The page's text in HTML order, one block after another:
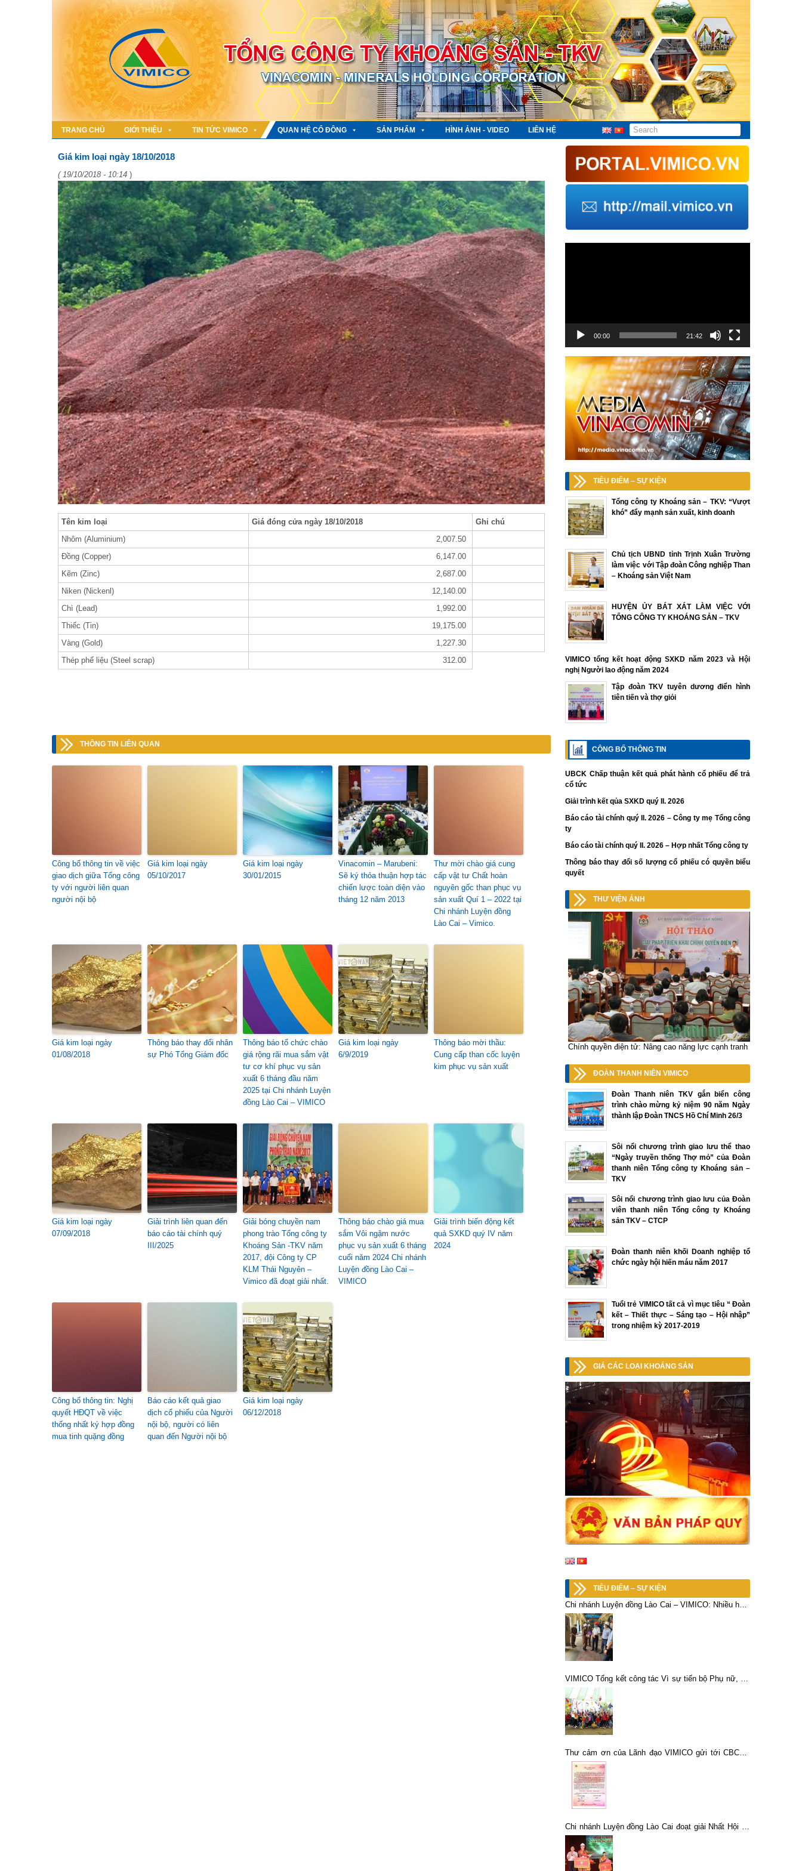
TRANG CHỦ GIỚI THIỆU TIN TỨC VIMICO QUAN HỆ CỔ ĐÔNG SẢN PHẨM HÌNH ẢNH - VIDEO LIÊN HỆ
Giá kim loại ngày 18/10/2018
( 19/10/2018 - 10:14 )
Tên kim loại Giá đóng cửa ngày 18/10/2018
Ghi chú
Nhôm (Aluminium)
2,007.50
Đồng (Copper)
6,147.00
Kẽm (Zinc)
2,687.00
Niken (Nickenl)
12,140.00
Chì (Lead)
1,992.00
Thiếc (Tin)
19,175.00
Vàng (Gold)
1,227.30
Thép phế liệu (Steel scrap)
312.00
THÔNG TIN LIÊN QUAN
Công bố thông tin về việc
giao dịch giữa Tổng công
ty với người liên quan
người nội bộ
Giá kim loại ngày
05/10/2017
Giá kim loại ngày
30/01/2015
Vinacomin – Marubeni:
Sẽ ký thỏa thuận hợp tác
chiến lược toàn diện vào
tháng 12 năm 2013
Thư mời chào giá cung
cấp vật tư Chất hoàn
nguyên gốc than phục vụ
sản xuất Quí 1 – 2022 tại
Chi nhánh Luyện đồng
Lào Cai – Vimico.
Giá kim loại ngày
01/08/2018
Thông báo thay đổi nhân
sự Phó Tổng Giám đốc
Thông báo tổ chức chào
giá rộng rãi mua sắm vật
tư cơ khí phục vụ sản
xuất 6 tháng đầu năm
2025 tại Chi nhánh Luyện
đồng Lào Cai – VIMICO
Giá kim loại ngày
6/9/2019
Thông báo mời thầu:
Cung cấp than cốc luyện
kim phục vụ sản xuất
Giá kim loại ngày
07/09/2018
Giải trình liên quan đến
báo cáo tài chính quý
III/2025
Giải bóng chuyền nam
phong trào Tổng công ty
Khoáng Sản -TKV năm
2017, đội Công ty CP
KLM Thái Nguyên –
Vimico đã đoạt giải nhất.
Thông báo chào giá mua
sắm Vôi ngậm nước
phục vụ sản xuất 6 tháng
cuối năm 2024 Chi nhánh
Luyện đồng Lào Cai –
VIMICO
Giải trình biến động kết
quả SXKD quý IV năm
2024
Công bố thông tin: Nghị
quyết HĐQT về việc
thống nhất ký hợp đồng
mua tinh quặng đồng
Báo cáo kết quả giao
dịch cổ phiếu của Người
nội bộ, người có liên
quan đến Người nội bộ
Giá kim loại ngày
06/12/2018
00:00 21:42
TIÊU ĐIỂM – SỰ KIỆN
Tổng công ty Khoáng sản – TKV: “Vượt
khó” đẩy mạnh sản xuất, kinh doanh
Chủ tịch UBND tỉnh Trịnh Xuân Trường
làm việc với Tập đoàn Công nghiệp Than
– Khoáng sản Việt Nam
HUYỆN ỦY BÁT XÁT LÀM VIỆC VỚI
TỔNG CÔNG TY KHOÁNG SẢN – TKV
VIMICO tổng kết hoạt động SXKD năm 2023 và Hội
nghị Người lao động năm 2024
Tập đoàn TKV tuyên dương điển hình
tiên tiến và thợ giỏi
CÔNG BỐ THÔNG TIN
UBCK Chấp thuận kết quả phát hành cổ phiếu để trả
cổ tức
Giải trình kết qủa SXKD quý II. 2026
Báo cáo tài chính quý II. 2026 – Công ty mẹ Tổng công
ty
Báo cáo tài chính quý II. 2026 – Hợp nhất Tổng công ty
Thông báo thay đổi số lượng cổ phiếu có quyền biểu
quyết
THƯ VIỆN ẢNH
Chính quyền điện tử: Nâng cao năng lực cạnh tranh
ĐOÀN THANH NIÊN VIMICO
Đoàn Thanh niên TKV gắn biển công
trình chào mừng kỷ niệm 90 năm Ngày
thành lập Đoàn TNCS Hồ Chí Minh 26/3
Sôi nổi chương trình giao lưu thể thao
“Ngày truyền thống Thợ mỏ” của Đoàn
thanh niên Tổng công ty Khoáng sản –
TKV
Sôi nổi chương trình giao lưu của Đoàn
viên thanh niên Tổng công ty Khoáng
sản TKV – CTCP
Đoàn thanh niên khối Doanh nghiệp tổ
chức ngày hội hiến máu năm 2017
Tuổi trẻ VIMICO tất cả vì mục tiêu “ Đoàn
kết – Thiết thực – Sáng tạo – Hội nhập”
trong nhiệm kỳ 2017-2019
GIÁ CÁC LOẠI KHOÁNG SẢN
TIÊU ĐIỂM – SỰ KIỆN
Chi nhánh Luyện đồng Lào Cai – VIMICO: Nhiều hoạt
động thiết thực trong tháng công nhân 2021
VIMICO Tổng kết công tác Vì sự tiến bộ Phụ nữ, nữ
công và kỷ niệm 107 năm ngày Quốc tế Phụ nữ 8-3
Thư cảm ơn của Lãnh đạo VIMICO gửi tới CBCNV
và người lao động nhân kỷ niệm 25 năm ngày thành
lập Tổng công ty Khoáng sản – TKV
Chi nhánh Luyện đồng Lào Cai đoạt giải Nhất Hội thi
“Tìm hiểu Luật Phòng cháy, chữa cháy”